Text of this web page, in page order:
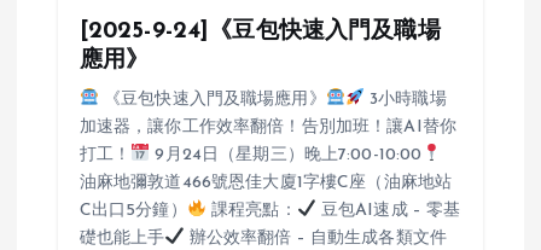
[2025-9-24]《豆包快速入門及職場
應用》
《豆包快速入門及職場應用》
3小時職場
加速器，讓你工作效率翻倍！告別加班！讓AI替你
打工！
9月24日（星期三）晚上7:00-10:00
油麻地彌敦道466號恩佳大廈1字樓C座（油麻地站
C出口5分鐘）
課程亮點：
豆包AI速成 – 零基
礎也能上手
辦公效率翻倍 – 自動生成各類文件